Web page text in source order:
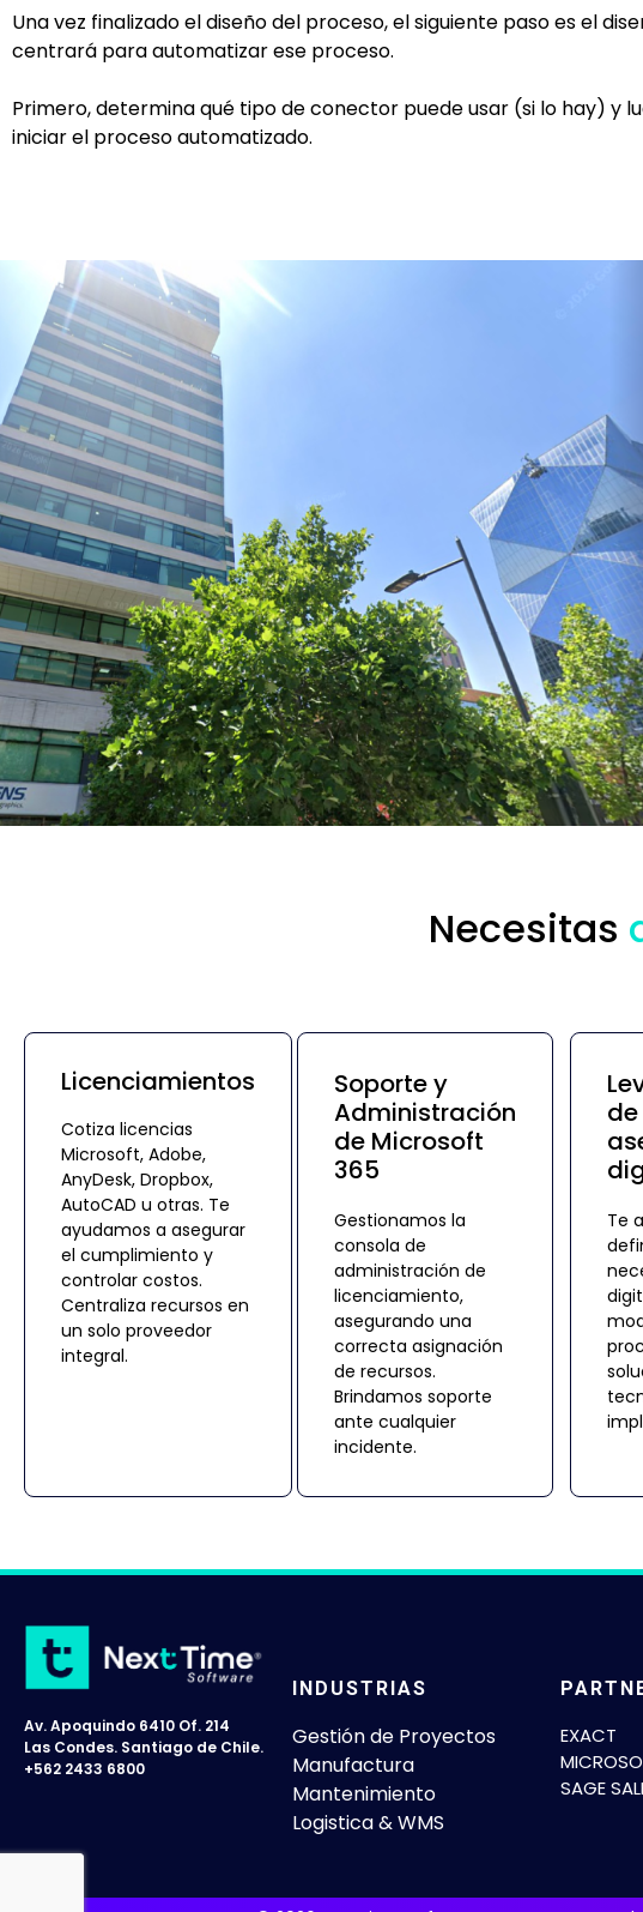
Una vez finalizado el diseño del proceso, el siguiente paso es el
centrará para automatizar ese proceso.
Primero, determina qué tipo de conector puede usar (si lo hay) y
iniciar el proceso automatizado.
Necesitas
Licenciamientos
Cotiza licencias
Microsoft, Adobe,
AnyDesk, Dropbox,
AutoCAD u otras. Te
ayudamos a asegurar
el cumplimiento y
controlar costos.
Centraliza recursos en
un solo proveedor
integral.
Soporte y
Administración
de Microsoft
365
Gestionamos la
consola de
administración de
licenciamiento,
asegurando una
correcta asignación
de recursos.
Brindamos soporte
ante cualquier
incidente.
Te
Av. Apoquindo 6410 Of. 214
Las Condes. Santiago de Chile.
+562 2433 6800
INDUSTRIAS
Gestión de Proyectos
Manufactura
Mantenimiento
Logistica & WMS
EXACT
SAGE